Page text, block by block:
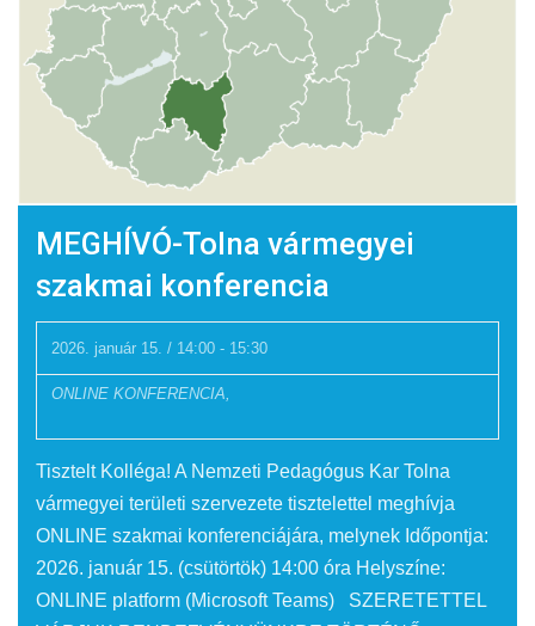
MEGHÍVÓ-Tolna vármegyei
szakmai konferencia
2026. január 15. / 14:00 - 15:30
ONLINE KONFERENCIA,
Tisztelt Kolléga! A Nemzeti Pedagógus Kar Tolna
vármegyei területi szervezete tisztelettel meghívja
ONLINE szakmai konferenciájára, melynek Időpontja:
2026. január 15. (csütörtök) 14:00 óra Helyszíne:
ONLINE platform (Microsoft Teams) SZERETETTEL